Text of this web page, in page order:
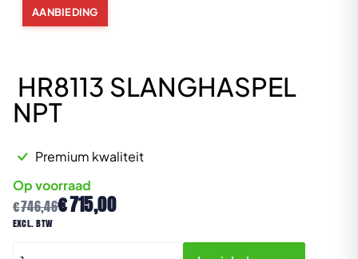
AANBIEDING
HR8113 SLANGHASPEL
NPT
€746,46
Oorspronkelijke
prijs
€715,00
Huidige
prijs
excl. btw
Premium kwaliteit
Op voorraad